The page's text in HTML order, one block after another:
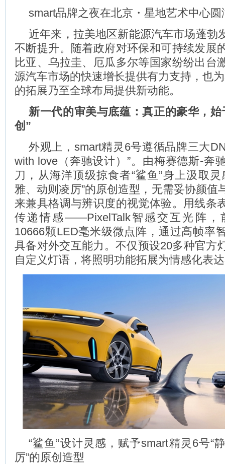
smart品牌之夜在北京・星地艺术中心圆
近年来，拉美地区新能源汽车市场蓬勃
不断提升。随着政府对环保和可持续发展
比亚、乌拉圭、厄瓜多尔等国家纷纷出台
源汽车市场的快速增长提供有力支持，也
的拓展乃至全球布局提供新动能。
新一代的审美与底蕴：真正的豪华，
创 ”
外观上，smart精灵6号遵循品牌三大
with love（奔驰设计）”。由梅赛德斯-奔
刀，从海洋顶级掠食者“鲨鱼”身上汲取
雅、动则凌厉”的原创造型，无需妥协颜值
来兼具格调与辨识度的视觉体验。用线条
传递情感——PixelTalk智感交互光阵，
10666颗LED毫米级微点阵，通过高帧率
具备对外交互能力。不仅预设20多种官方
自定义灯语，将照明功能拓展为情感化表
“鲨鱼”设计灵感，赋予smart精灵6号“
厉”的原创造型